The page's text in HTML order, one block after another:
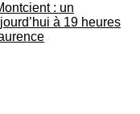
: un
à 19 heures